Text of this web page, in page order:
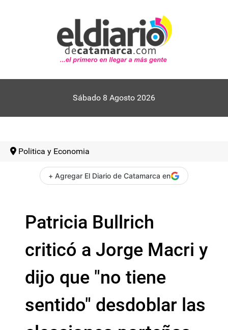
Sábado 8 Agosto 2026
Politica y Economia
+ Agregar El Diario de Catamarca en
Patricia Bullrich
criticó a Jorge Macri y
dijo que "no tiene
sentido" desdoblar las